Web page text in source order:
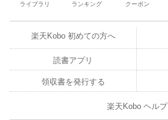
ライブラリ ランキング クーポン
楽天Kobo 初めての方へ
読書アプリ
領収書を発行する
楽天Kobo ヘルプ